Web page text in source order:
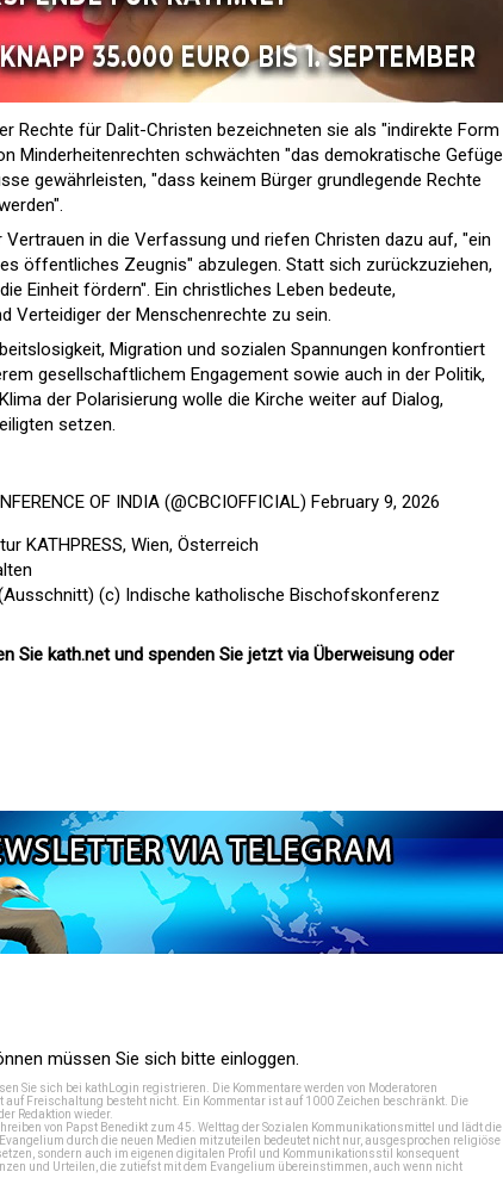
Rechte für Dalit-Christen bezeichneten sie als "indirekte Form
Minderheitenrechten schwächten "das demokratische Gefüge
gewährleisten, "dass keinem Bürger grundlegende Rechte
in die Verfassung und riefen Christen dazu auf, "ein
öffentliches Zeugnis" abzulegen. Statt sich zurückzuziehen,
Einheit fördern". Ein christliches Leben bedeute,
Verteidiger der Menschenrechte zu sein.
Migration und sozialen Spannungen konfrontiert
gesellschaftlichem Engagement sowie auch in der Politik,
der Polarisierung wolle die Kirche weiter auf Dialog,
setzen.
OF INDIA (@CBCIOFFICIAL) February 9, 2026
KATHPRESS, Wien, Österreich
(c) Indische katholische Bischofskonferenz
Sie kath.net und spenden Sie jetzt via Überweisung oder
müssen Sie sich bitte einloggen.
Sie sich bei kathLogin registrieren . Die Kommentare werden von Moderatoren
Freischaltung besteht nicht. Ein Kommentar ist auf 1000 Zeichen beschränkt. Die
Redaktion wieder.
von Papst Benedikt zum 45. Welttag der Sozialen Kommunikationsmittel und lädt die
durch die neuen Medien mitzuteilen bedeutet nicht nur, ausgesprochen religiöse
sondern auch im eigenen digitalen Profil und Kommunikationsstil konsequent
und Urteilen, die zutiefst mit dem Evangelium übereinstimmen, auch wenn nicht